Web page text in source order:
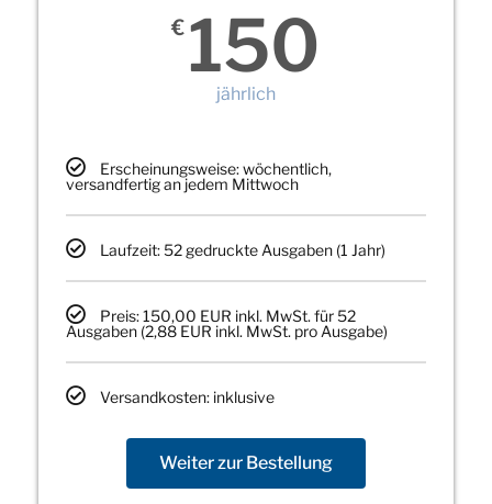
€ 150
jährlich
Erscheinungsweise: wöchentlich,
versandfertig an jedem Mittwoch
Laufzeit: 52 gedruckte Ausgaben (1 Jahr)
Preis: 150,00 EUR inkl. MwSt. für 52
Ausgaben (2,88 EUR inkl. MwSt. pro Ausgabe)
Versandkosten: inklusive
Weiter zur Bestellung